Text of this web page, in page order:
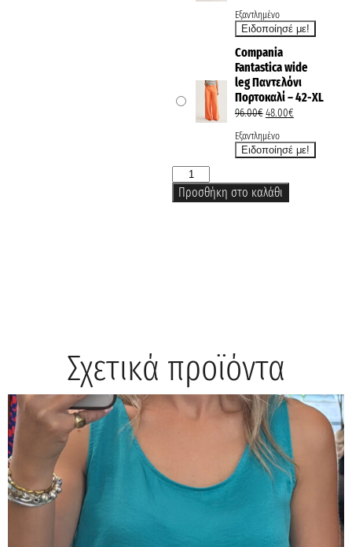
Εξαντλημένο
Compania
Fantastica wide
leg Παντελόνι
Πορτοκαλί – 42-XL
96.00€48.00€
Εξαντλημένο
Προσθήκη στο καλάθι
Σχετικά προϊόντα